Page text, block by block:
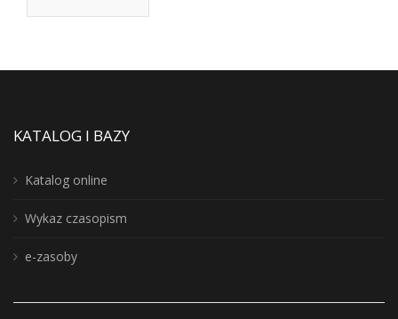
KATALOG I BAZY
Katalog online
Wykaz czasopism
e-zasoby